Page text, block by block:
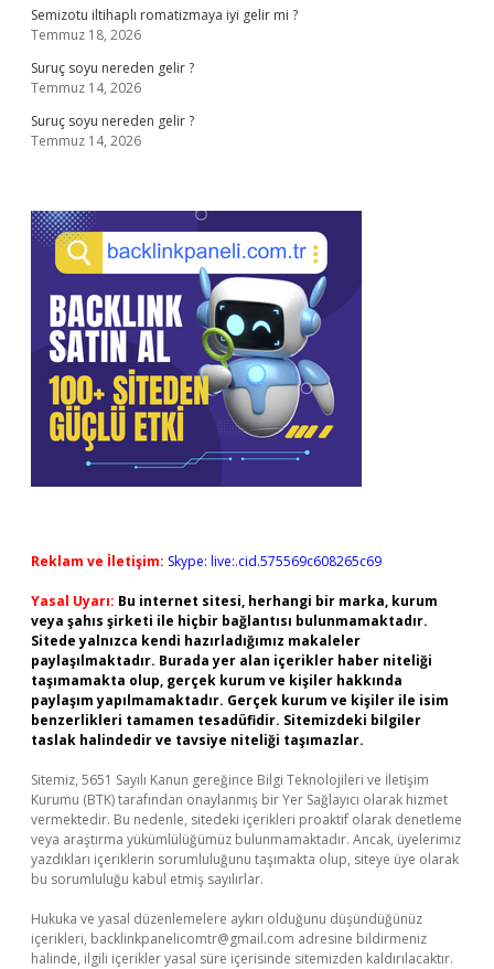
Semizotu iltihaplı romatizmaya iyi gelir mi ?
Temmuz 18, 2026
Suruç soyu nereden gelir ?
Temmuz 14, 2026
Suruç soyu nereden gelir ?
Temmuz 14, 2026
Reklam ve İletişim: Skype: live:.cid.575569c608265c69
Yasal Uyarı: Bu internet sitesi, herhangi bir marka, kurum
veya şahıs şirketi ile hiçbir bağlantısı bulunmamaktadır.
Sitede yalnızca kendi hazırladığımız makaleler
paylaşılmaktadır. Burada yer alan içerikler haber niteliği
taşımamakta olup, gerçek kurum ve kişiler hakkında
paylaşım yapılmamaktadır. Gerçek kurum ve kişiler ile isim
benzerlikleri tamamen tesadüfidir. Sitemizdeki bilgiler
taslak halindedir ve tavsiye niteliği taşımazlar.
Sitemiz, 5651 Sayılı Kanun gereğince Bilgi Teknolojileri ve İletişim
Kurumu (BTK) tarafından onaylanmış bir Yer Sağlayıcı olarak hizmet
vermektedir. Bu nedenle, sitedeki içerikleri proaktif olarak denetleme
veya araştırma yükümlülüğümüz bulunmamaktadır. Ancak, üyelerimiz
yazdıkları içeriklerin sorumluluğunu taşımakta olup, siteye üye olarak
bu sorumluluğu kabul etmiş sayılırlar.
Hukuka ve yasal düzenlemelere aykırı olduğunu düşündüğünüz
içerikleri, backlinkpanelicomtr@gmail.com adresine bildirmeniz
halinde, ilgili içerikler yasal süre içerisinde sitemizden kaldırılacaktır.